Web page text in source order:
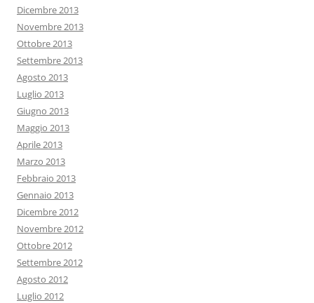
Dicembre 2013
Novembre 2013
Ottobre 2013
Settembre 2013
Agosto 2013
Luglio 2013
Giugno 2013
Maggio 2013
Aprile 2013
Marzo 2013
Febbraio 2013
Gennaio 2013
Dicembre 2012
Novembre 2012
Ottobre 2012
Settembre 2012
Agosto 2012
Luglio 2012